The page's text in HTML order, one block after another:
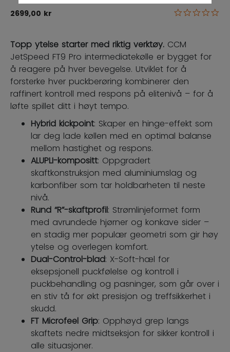
2699,00 kr 3,3 out of 5
Topp ytelse starter med riktig verktøy. CCM
JetSpeed FT9 Pro intermediatekølle er bygget for
å reagere på hver bevegelse. Utviklet for å
forsterke hver puckberøring kombinerer den
raffinert kontroll med respons på elitenivå – for å
løfte spillet ditt i høyt tempo.
Hybrid kickpoint: Skaper en hinge-effekt som
lar deg lade køllen med en optimal balanse
mellom hastighet og respons.
ALUPLI-kompositt: Oppgradert
skaftkonstruksjon med aluminiumslag og
karbonfiber som tar holdbarheten til neste
nivå.
Rund “R”-skaftprofil: Strømlinjeformet form
med avrundede hjørner og konkave sider –
en stadig mer populær geometri som gir høy
ytelse og overlegen komfort.
Dual-Control-blad: X-Soft-hæl for
eksepsjonell puckfølelse og kontroll i
puckbehandling og pasninger, som går over i
en stiv tå for økt presisjon og treffsikkerhet i
skudd.
FT Microfeel Grip: Opphøyd grep langs
skaftets nedre midtseksjon for sikker kontroll i
alle situasjoner.